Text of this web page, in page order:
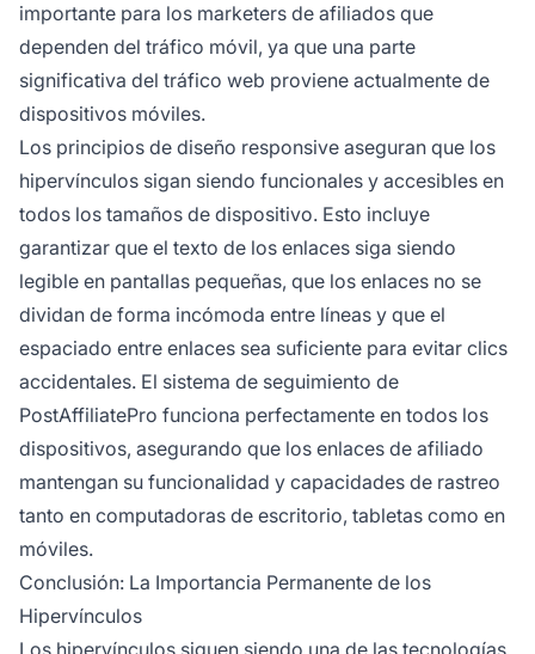
importante para los marketers de afiliados que
dependen del tráfico móvil, ya que una parte
significativa del tráfico web proviene actualmente de
dispositivos móviles.
Los principios de diseño responsive aseguran que los
hipervínculos sigan siendo funcionales y accesibles en
todos los tamaños de dispositivo. Esto incluye
garantizar que el texto de los enlaces siga siendo
legible en pantallas pequeñas, que los enlaces no se
dividan de forma incómoda entre líneas y que el
espaciado entre enlaces sea suficiente para evitar clics
accidentales. El sistema de seguimiento de
PostAffiliatePro funciona perfectamente en todos los
dispositivos, asegurando que los enlaces de afiliado
mantengan su funcionalidad y capacidades de rastreo
tanto en computadoras de escritorio, tabletas como en
móviles.
Conclusión: La Importancia Permanente de los
Hipervínculos